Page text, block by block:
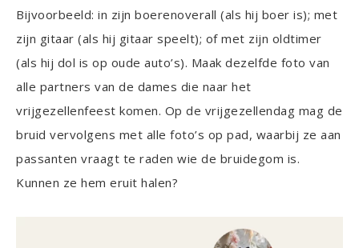
Bijvoorbeeld: in zijn boerenoverall (als hij boer is); met
zijn gitaar (als hij gitaar speelt); of met zijn oldtimer
(als hij dol is op oude auto’s). Maak dezelfde foto van
alle partners van de dames die naar het
vrijgezellenfeest komen. Op de vrijgezellendag mag de
bruid vervolgens met alle foto’s op pad, waarbij ze aan
passanten vraagt te raden wie de bruidegom is.
Kunnen ze hem eruit halen?